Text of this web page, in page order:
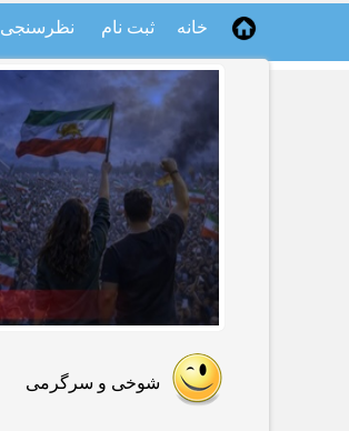
خانه ثبت نام نظرسنجی
شوخی و سرگرمی